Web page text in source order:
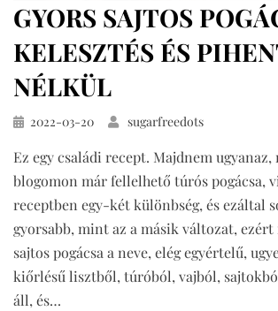
GYORS SAJTOS
KELESZTÉS ÉS
NÉLKÜL
Közzétéve
2022-03-20 sugarfreedots
Ez egy családi recept. Majdnem
blogomon már fellelhető túrós pogácsa,
receptben egy-két különbség, és ezáltal
gyorsabb, mint az a másik változat,
sajtos pogácsa a neve, elég egyértelű,
kiőrlésű lisztből, túróból, vajból,
áll, és…